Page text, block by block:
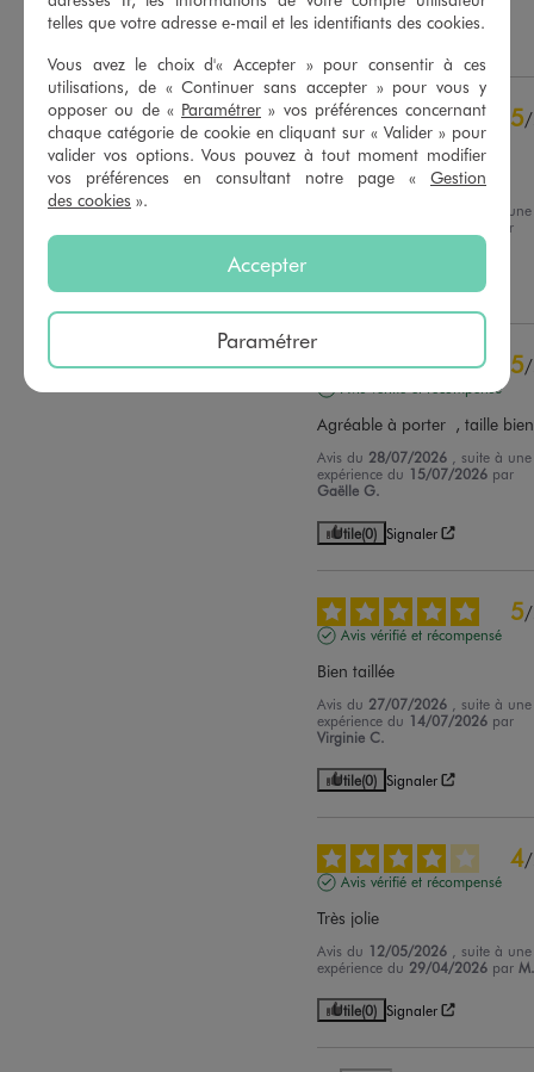
contrôle
Voir tous les avis sur ce site
5étoiles
5
3étoiles
0
2étoiles
0
1étoile 0
5/
Avis vérifié et récompensé
Agréable à porter
, suite à une
par
5/
Avis vérifié et récompensé
Agréable à porter  , taille bien
Avis du 28/07/2026
, suite à une
expérience du 15/07/2026 par
Gaëlle G.
Utile(0) Signaler
5/
Avis vérifié et récompensé
Bien taillée
Avis du 27/07/2026
, suite à une
expérience du 14/07/2026 par
Virginie C.
Utile(0) Signaler
4/
Avis vérifié et récompensé
Très jolie
Avis du 12/05/2026
, suite à une
expérience du 29/04/2026 par
Utile(0) Signaler
telles que votre adresse e-mail et les identifiants des cookies.
Vous avez le choix d'« Accepter » pour consentir à ces
utilisations, de « Continuer sans accepter » pour vous y
opposer ou de « Paramétrer » vos préférences concernant
chaque catégorie de cookie en cliquant sur « Valider » pour
valider vos options. Vous pouvez à tout moment modifier
vos préférences en consultant notre page « Gestion
des cookies ».
Accepter
Paramétrer